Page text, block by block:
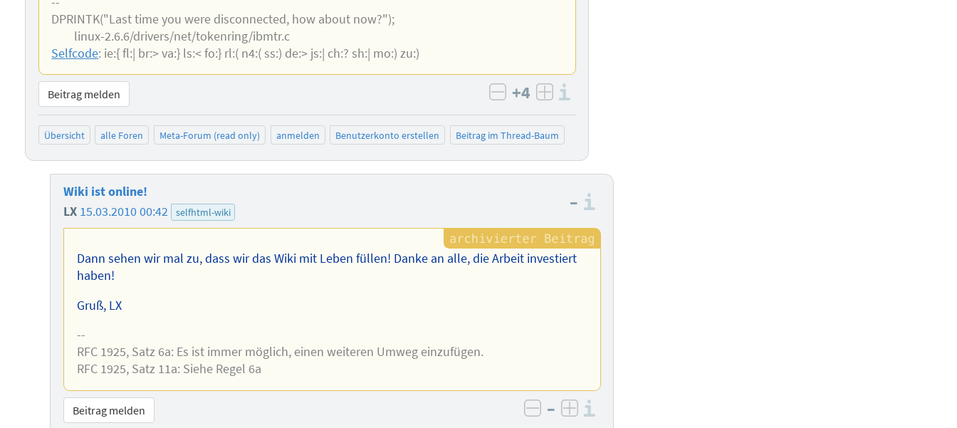
DPRINTK("Last time you were disconnected, how about now?");
linux-2.6.6/drivers/net/tokenring/ibmtr.c
Selfcode: ie:{ fl:| br:> va:} ls:< fo:} rl:( n4:( ss:) de:> js:| ch:? sh:| mo:) zu:)
Beitrag melden negativ bewerten
+4 positiv bewerten
Übersicht alle Foren Meta-Forum (read only) anmelden Benutzerkonto erstellen Beitrag im Thread-Baum
Wiki ist online!
LX 15.03.2010 00:42 selfhtml-wiki –
Dann sehen wir mal zu, dass wir das Wiki mit Leben füllen! Danke an alle, die Arbeit investiert
haben!
Gruß, LX
--
RFC 1925, Satz 6a: Es ist immer möglich, einen weiteren Umweg einzufügen.
RFC 1925, Satz 11a: Siehe Regel 6a
Beitrag melden negativ bewerten
– positiv bewerten